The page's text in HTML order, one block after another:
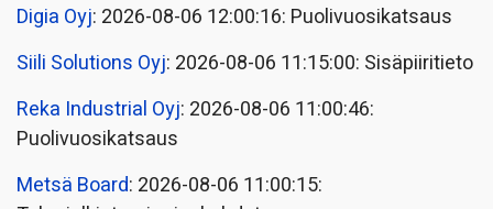
Digia Oyj: 2026-08-06 12:00:16: Puolivuosikatsaus
Siili Solutions Oyj: 2026-08-06 11:15:00: Sisäpiiritieto
Reka Industrial Oyj: 2026-08-06 11:00:46:
Puolivuosikatsaus
Metsä Board: 2026-08-06 11:00:15: